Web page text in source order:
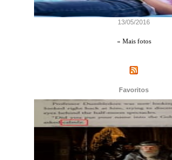
13/05/2016
« Mais fotos
Favoritos